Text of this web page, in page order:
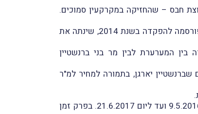
חבס – שהחזיקה במקרקעין סמוכים.
). התכנית, אשר פורסמה להפקדה בשנת 2014, שינתה את
בין המערערת לבין מר בני ברנשטיין
יארגן, בתמורה למחיר למ"ר
מכירות אלו, הניצבות במוקד הערעור ואשר הן שהביאו את המשיב לרישום המערערת כ"עוסק", בוצעו בתקופה שמיום 9.5.2016 ועד ליום 21.6.2017. בפרק זמן